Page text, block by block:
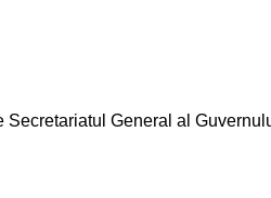
Secretariatul General al